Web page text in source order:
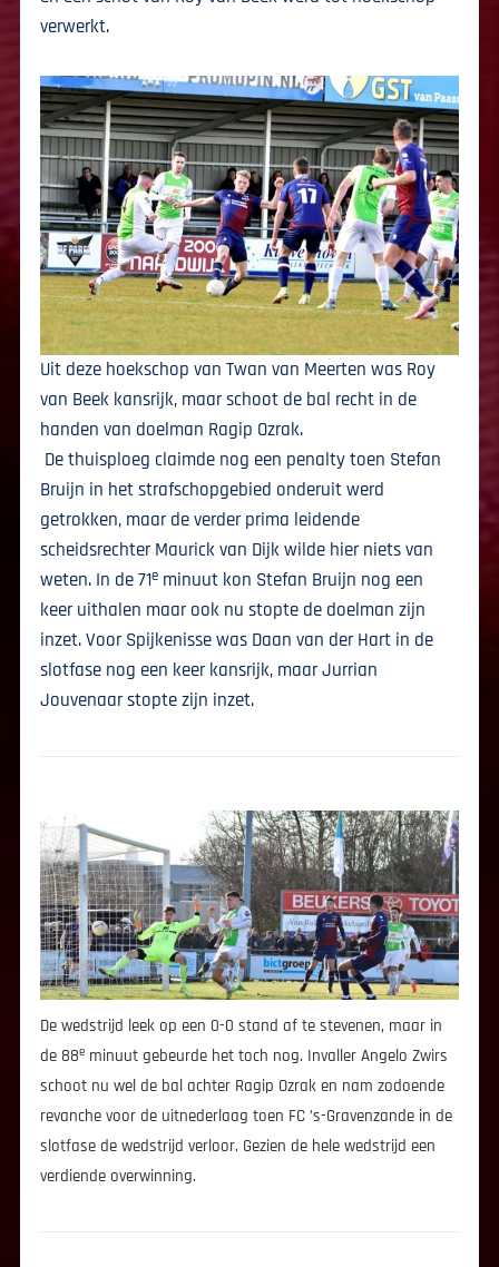
verwerkt.
Uit deze hoekschop van Twan van Meerten was Roy
van Beek kansrijk, maar schoot de bal recht in de
handen van doelman Ragip Ozrak.
De thuisploeg claimde nog een penalty toen Stefan
Bruijn in het strafschopgebied onderuit werd
getrokken, maar de verder prima leidende
scheidsrechter Maurick van Dijk wilde hier niets van
weten. In de 71e minuut kon Stefan Bruijn nog een
keer uithalen maar ook nu stopte de doelman zijn
inzet. Voor Spijkenisse was Daan van der Hart in de
slotfase nog een keer kansrijk, maar Jurrian
Jouvenaar stopte zijn inzet.
De wedstrijd leek op een 0-0 stand af te stevenen, maar in
de 88e minuut gebeurde het toch nog. Invaller Angelo Zwirs
schoot nu wel de bal achter Ragip Ozrak en nam zodoende
revanche voor de uitnederlaag toen FC ’s-Gravenzande in de
slotfase de wedstrijd verloor. Gezien de hele wedstrijd een
verdiende overwinning.